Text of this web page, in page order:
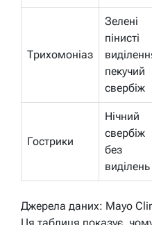
Трихомоніаз
Зелені
пінисті
пекучий
свербіж
Гострики
Нічний
свербіж
без
виділень
Джерела даних: Mayo